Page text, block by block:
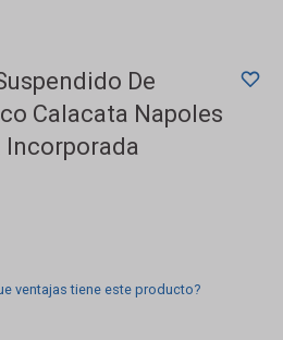
De
Calacata Napoles
Incorporada
ventajas tiene este producto?